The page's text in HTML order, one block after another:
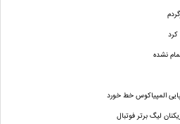
کرد
نشده
المپیاکوس خط خورد
لیگ برتر فوتبال